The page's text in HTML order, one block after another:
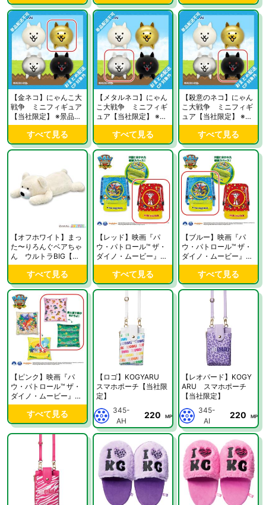
【金ネコ】にゃんこ大
戦争 ミニフィギュア
【当社限定】 ※景品説
明有り
すべて見る
【メタルネコ】にゃん
こ大戦争 ミニフィギ
ュア【当社限定】 ※景
品説明有り
すべて見る
【殺意のネコ】にゃん
こ大戦争 ミニフィギ
ュア【当社限定】 ※景
品説明有り
すべて見る
【オフホワイト】まっ
た〜りろんぐベアちゃ
ん ウルトラBIG【当
社限定】
すべて見る
【レッド】映画『パ
ウ・パトロール™ ザ・
ダイノ・ムービー』
ナップザック2【当社
限定】すべて見る
【ブルー】映画『パ
ウ・パトロール™ ザ・
ダイノ・ムービー』
ナップザック2【当社
限定】すべて見る
【ピンク】映画『パ
ウ・パトロール™ ザ・
ダイノ・ムービー』
超BIGクッション【当
社限定】すべて見る
【ロゴ】KOGYARU
スマホポーチ【当社限
定】
345-
AH
220 MP
【レオパード】KOGY
ARU スマホポーチ
【当社限定】
345-
AI
220 MP